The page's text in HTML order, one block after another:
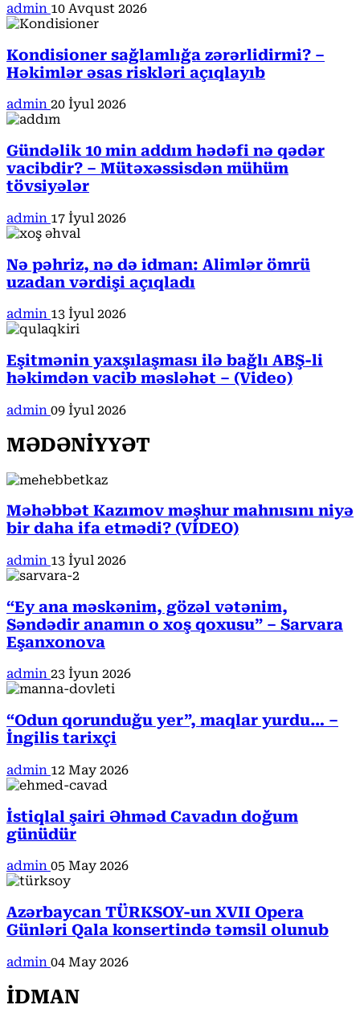
admin 10 Avqust 2026
Kondisioner sağlamlığa zərərlidirmi? –
Həkimlər əsas riskləri açıqlayıb
admin 20 İyul 2026
Gündəlik 10 min addım hədəfi nə qədər
vacibdir? – Mütəxəssisdən mühüm
tövsiyələr
admin 17 İyul 2026
Nə pəhriz, nə də idman: Alimlər ömrü
uzadan vərdişi açıqladı
admin 13 İyul 2026
Eşitmənin yaxşılaşması ilə bağlı ABŞ-li
həkimdən vacib məsləhət – (Video)
admin 09 İyul 2026
MƏDƏNİYYƏT
Məhəbbət Kazımov məşhur mahnısını niyə
bir daha ifa etmədi? (VİDEO)
admin 13 İyul 2026
“Ey ana məskənim, gözəl vətənim,
Səndədir anamın o xoş qoxusu” – Sarvara
Eşanxonova
admin 23 İyun 2026
“Odun qorunduğu yer”, maqlar yurdu… –
İngilis tarixçi
admin 12 May 2026
İstiqlal şairi Əhməd Cavadın doğum
günüdür
admin 05 May 2026
Azərbaycan TÜRKSOY-un XVII Opera
Günləri Qala konsertində təmsil olunub
admin 04 May 2026
İDMAN